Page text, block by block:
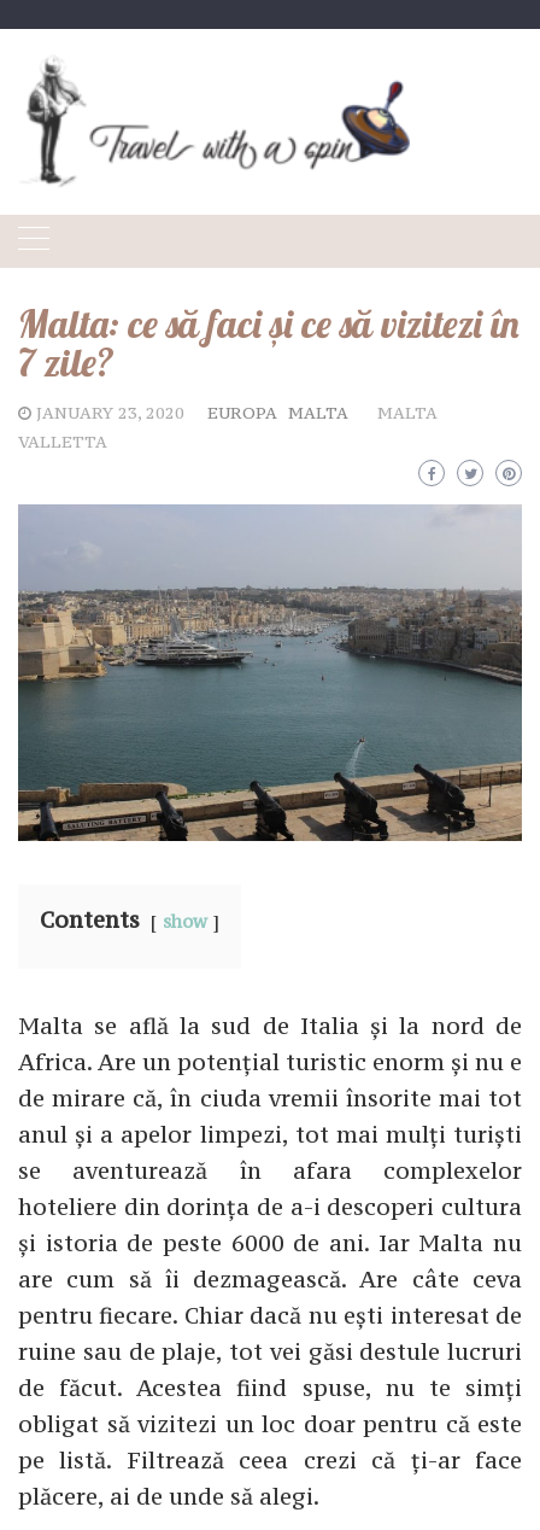
content
Malta: ce să faci și ce să vizitezi în
7 zile?
JANUARY 23, 2020 EUROPA MALTA
MALTA
VALLETTA
Contents show
Malta se află la sud de Italia și la nord de
Africa. Are un potențial turistic enorm și nu e
de mirare că, în ciuda vremii însorite mai tot
anul și a apelor limpezi, tot mai mulți turiști
se aventurează în afara complexelor
hoteliere din dorința de a-i descoperi cultura
și istoria de peste 6000 de ani. Iar Malta nu
are cum să îi dezmagească. Are câte ceva
pentru fiecare. Chiar dacă nu ești interesat de
ruine sau de plaje, tot vei găsi destule lucruri
de făcut. Acestea fiind spuse, nu te simți
obligat să vizitezi un loc doar pentru că este
pe listă. Filtrează ceea crezi că ți-ar face
plăcere, ai de unde să alegi.